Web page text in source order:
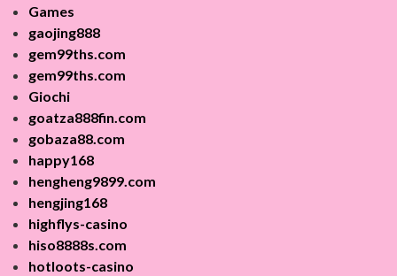
Games
gaojing888
gem99ths.com
gem99ths.com
Giochi
goatza888fin.com
gobaza88.com
happy168
hengheng9899.com
hengjing168
highflys-casino
hiso8888s.com
hotloots-casino